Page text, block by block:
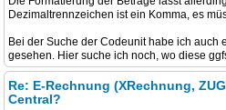
Dezimaltrennzeichen ist ein Komma, es
Bei der Suche der Codeunit habe ich auch
gesehen. Hier suche ich noch, wo diese
Re: E-Rechnung (XRechnung,
Central?